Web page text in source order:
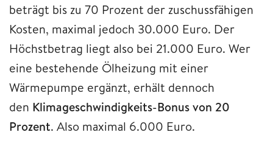
beträgt bis zu 70 Prozent der zuschussfähigen
Kosten, maximal jedoch 30.000 Euro. Der
Höchstbetrag liegt also bei 21.000 Euro. Wer
eine bestehende Ölheizung mit einer
Wärmepumpe ergänzt, erhält dennoch
den Klimageschwindigkeits-Bonus von 20
Prozent. Also maximal 6.000 Euro.